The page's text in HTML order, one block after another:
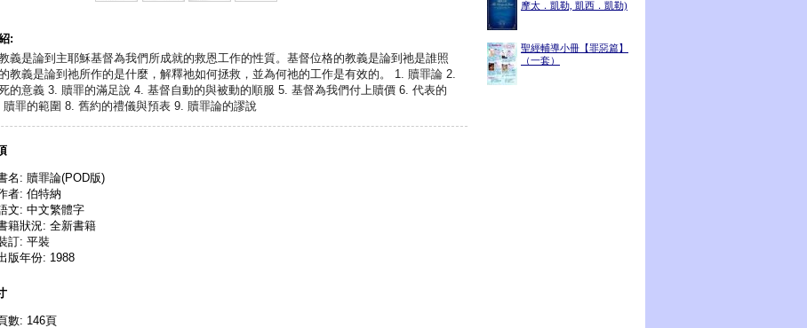
摩太．凱勒, 凱西．凱勒)
聖經輔導小冊【罪惡篇】
（一套）
:
義是論到主耶穌基督為我們所成就的救恩工作的性質。基督位格的教義是論到祂是誰照
教義是論到祂所作的是什麼，解釋祂如何拯救，並為何祂的工作是有效的。 1. 贖罪論 2.
的意義 3. 贖罪的滿足說 4. 基督自動的與被動的順服 5. 基督為我們付上贖價 6. 代表的
贖罪的範圍 8. 舊約的禮儀與預表 9. 贖罪論的謬說
名: 贖罪論(POD版)
者: 伯特納
文: 中文繁體字
籍狀況: 全新書籍
訂: 平裝
版年份: 1988
數: 146頁